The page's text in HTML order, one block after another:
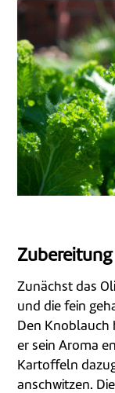
Zubereitung
Zunächst das
und die fein
Den Knoblauch
er sein Aroma
Kartoffeln
anschwitzen.